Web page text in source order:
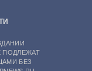
ПОДЛЕЖАТ
БЕЗ